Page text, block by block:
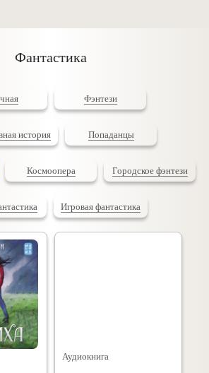
Фантастика
Фэнтези
история Попаданцы
Космоопера Городское фэнтези
Игровая фантастика
Аудиокнига